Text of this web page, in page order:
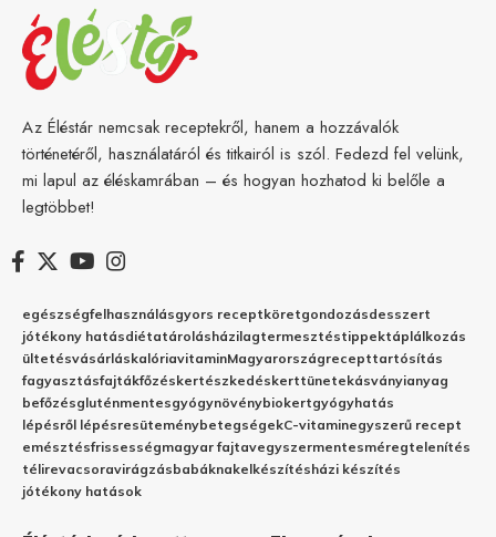
Az Éléstár nemcsak receptekről, hanem a hozzávalók
történetéről, használatáról és titkairól is szól. Fedezd fel velünk,
mi lapul az éléskamrában – és hogyan hozhatod ki belőle a
legtöbbet!
egészségfelhasználásgyors receptköretgondozásdesszert
jótékony hatásdiétatárolásházilagtermesztéstippektáplálkozás
ültetésvásárláskalóriavitaminMagyarországrecepttartósítás
fagyasztásfajtákfőzéskertészkedéskerttünetekásványianyag
befőzésgluténmentesgyógynövénybiokertgyógyhatás
lépésről lépésresüteménybetegségekC-vitaminegyszerű recept
emésztésfrissességmagyar fajtavegyszermentesméregtelenítés
télirevacsoravirágzásbabáknakelkészítésházi készítés
jótékony hatások